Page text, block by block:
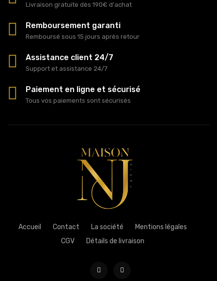
Livraison gratuite dès 190€ d'achat
Remboursement garanti
Remboursé sous 15 jours après retour
Assistance client 24/7
Support et assistance 24/7
Paiement en ligne et sécurisé
Tous vos paiements sont sécurisés
Accueil Contact La société
Mentions légales
CGV
Détails de livraison